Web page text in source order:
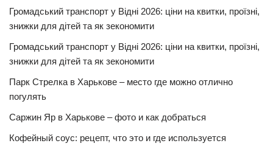
Громадський транспорт у Відні 2026: ціни на квитки, проїзні,
знижки для дітей та як зекономити
Громадський транспорт у Відні 2026: ціни на квитки, проїзні,
знижки для дітей та як зекономити
Парк Стрелка в Харькове – место где можно отлично
погулять
Саржин Яр в Харькове – фото и как добраться
Кофейный соус: рецепт, что это и где используется